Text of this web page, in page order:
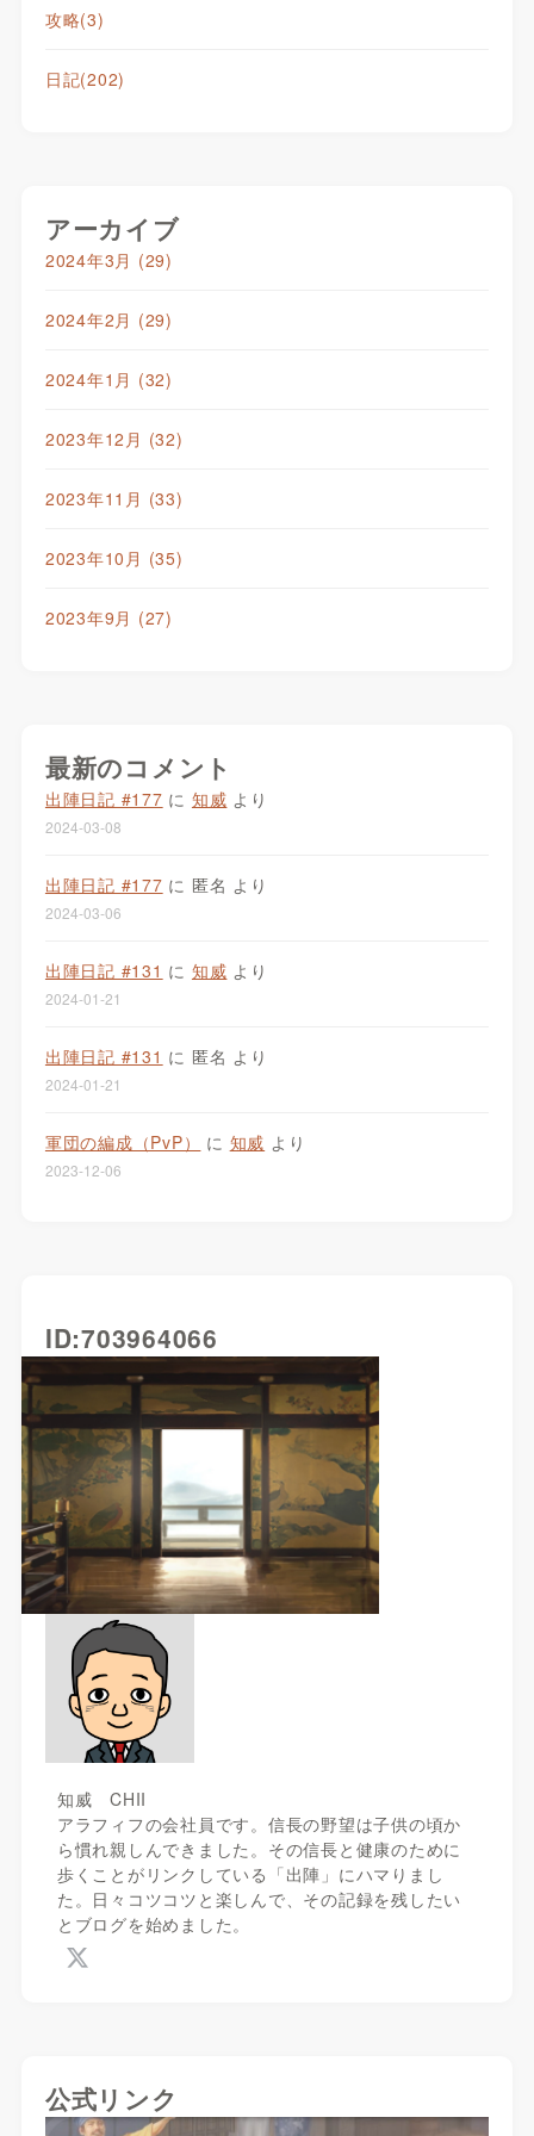
攻略(3)
日記(202)
アーカイブ
2024年3月 (29)
2024年2月 (29)
2024年1月 (32)
2023年12月 (32)
2023年11月 (33)
2023年10月 (35)
2023年9月 (27)
最新のコメント
出陣日記 #177 に 知威 より
2024-03-08
出陣日記 #177 に 匿名 より
2024-03-06
出陣日記 #131 に 知威 より
2024-01-21
出陣日記 #131 に 匿名 より
2024-01-21
軍団の編成（PvP） に 知威 より
2023-12-06
ID:703964066
知威 CHII
アラフィフの会社員です。信長の野望は子供の頃か
ら慣れ親しんできました。その信長と健康のために
歩くことがリンクしている「出陣」にハマりまし
た。日々コツコツと楽しんで、その記録を残したい
とブログを始めました。
公式リンク